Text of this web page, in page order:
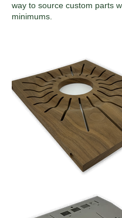
way to source custom parts
minimums.